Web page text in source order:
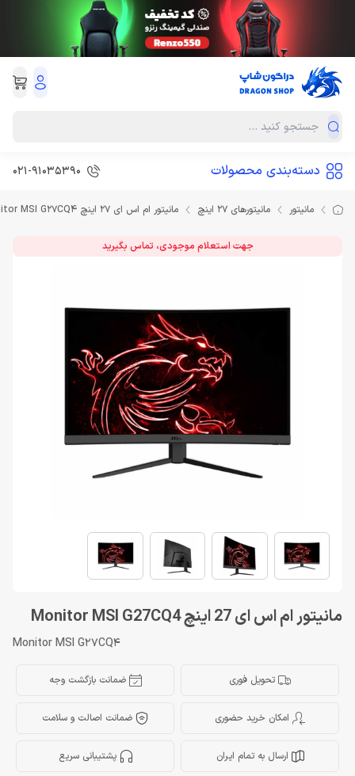
دسته‌بندی محصولات 021-91035390
مانیتور مانیتورهای 27 اینچ مانیتور ام اس ای 27 اینچ Monitor MSI G27CQ4
جهت استعلام موجودی، تماس بگیرید
مانیتور ام اس ای 27 اینچ Monitor MSI G27CQ4
Monitor MSI G27CQ4
تحویل فوری ضمانت بازگشت وجه
امکان خرید حضوری ضمانت اصالت و سلامت
ارسال به تمام ایران پشتیبانی سریع